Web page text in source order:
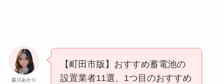
森川あかり
【町田市版】おすすめ蓄電池の
設置業者11選、1つ目のおすすめ